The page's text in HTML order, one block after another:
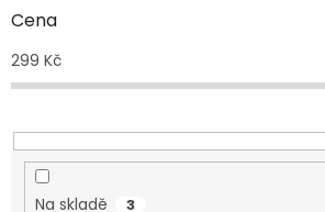
d
k
t
Cena
299 Kč
Na skladě 3